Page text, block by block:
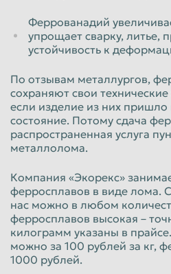
Нижний Тагил
Новороссийск
Новочеркасск
Омск
Оренбург
Пенза
Петрозаводск
Подольск
Псков
Рыбинск
Салават
Феррованадий
упрощает сварку, литье,
устойчивость к
По отзывам металлургов,
сохраняют свои
если изделие из них пришло
состояние. Потому сдача
распространенная услуга
металлолома.
Компания «Экорекс»
ферросплавов в виде лома.
нас можно в любом
ферросплавов высокая –
килограмм указаны в
можно за 100 рублей за кг,
1000 рублей.